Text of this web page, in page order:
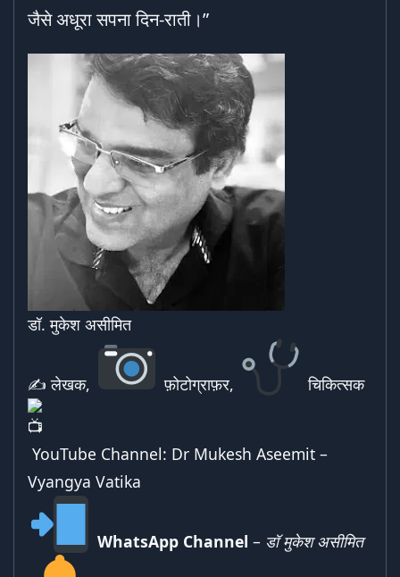
जैसे अधूरा सपना दिन-राती।”
डॉ. मुकेश असीमित
✍ लेखक, फ़ोटोग्राफ़र, चिकित्सक
YouTube Channel: Dr Mukesh Aseemit –
Vyangya Vatika
WhatsApp Channel – डॉ मुकेश असीमित